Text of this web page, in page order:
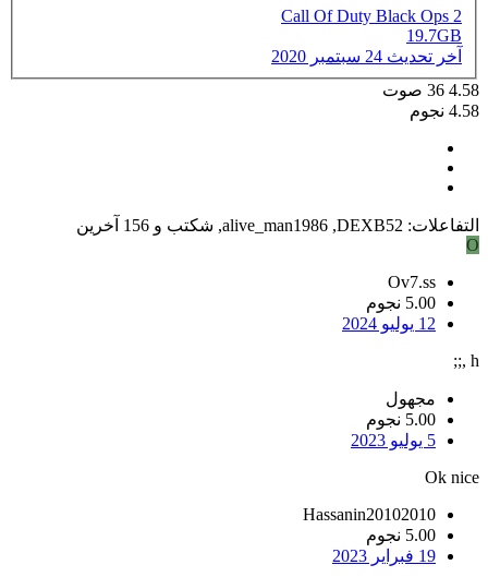
Call Of Duty Black Ops 2
19.7GB
آخر تحديث 24 سبتمبر 2020
4.58
36 صوت
4.58 نجوم
التفاعلات: DEXB52
,
alive_man1986
, شكتب و 156 آخرين
O
Ov7.ss
5.00 نجوم
12 يوليو 2024
h ,;;
مجهول
5.00 نجوم
5 يوليو 2023
Ok nice
Hassanin20102010
5.00 نجوم
19 فبراير 2023